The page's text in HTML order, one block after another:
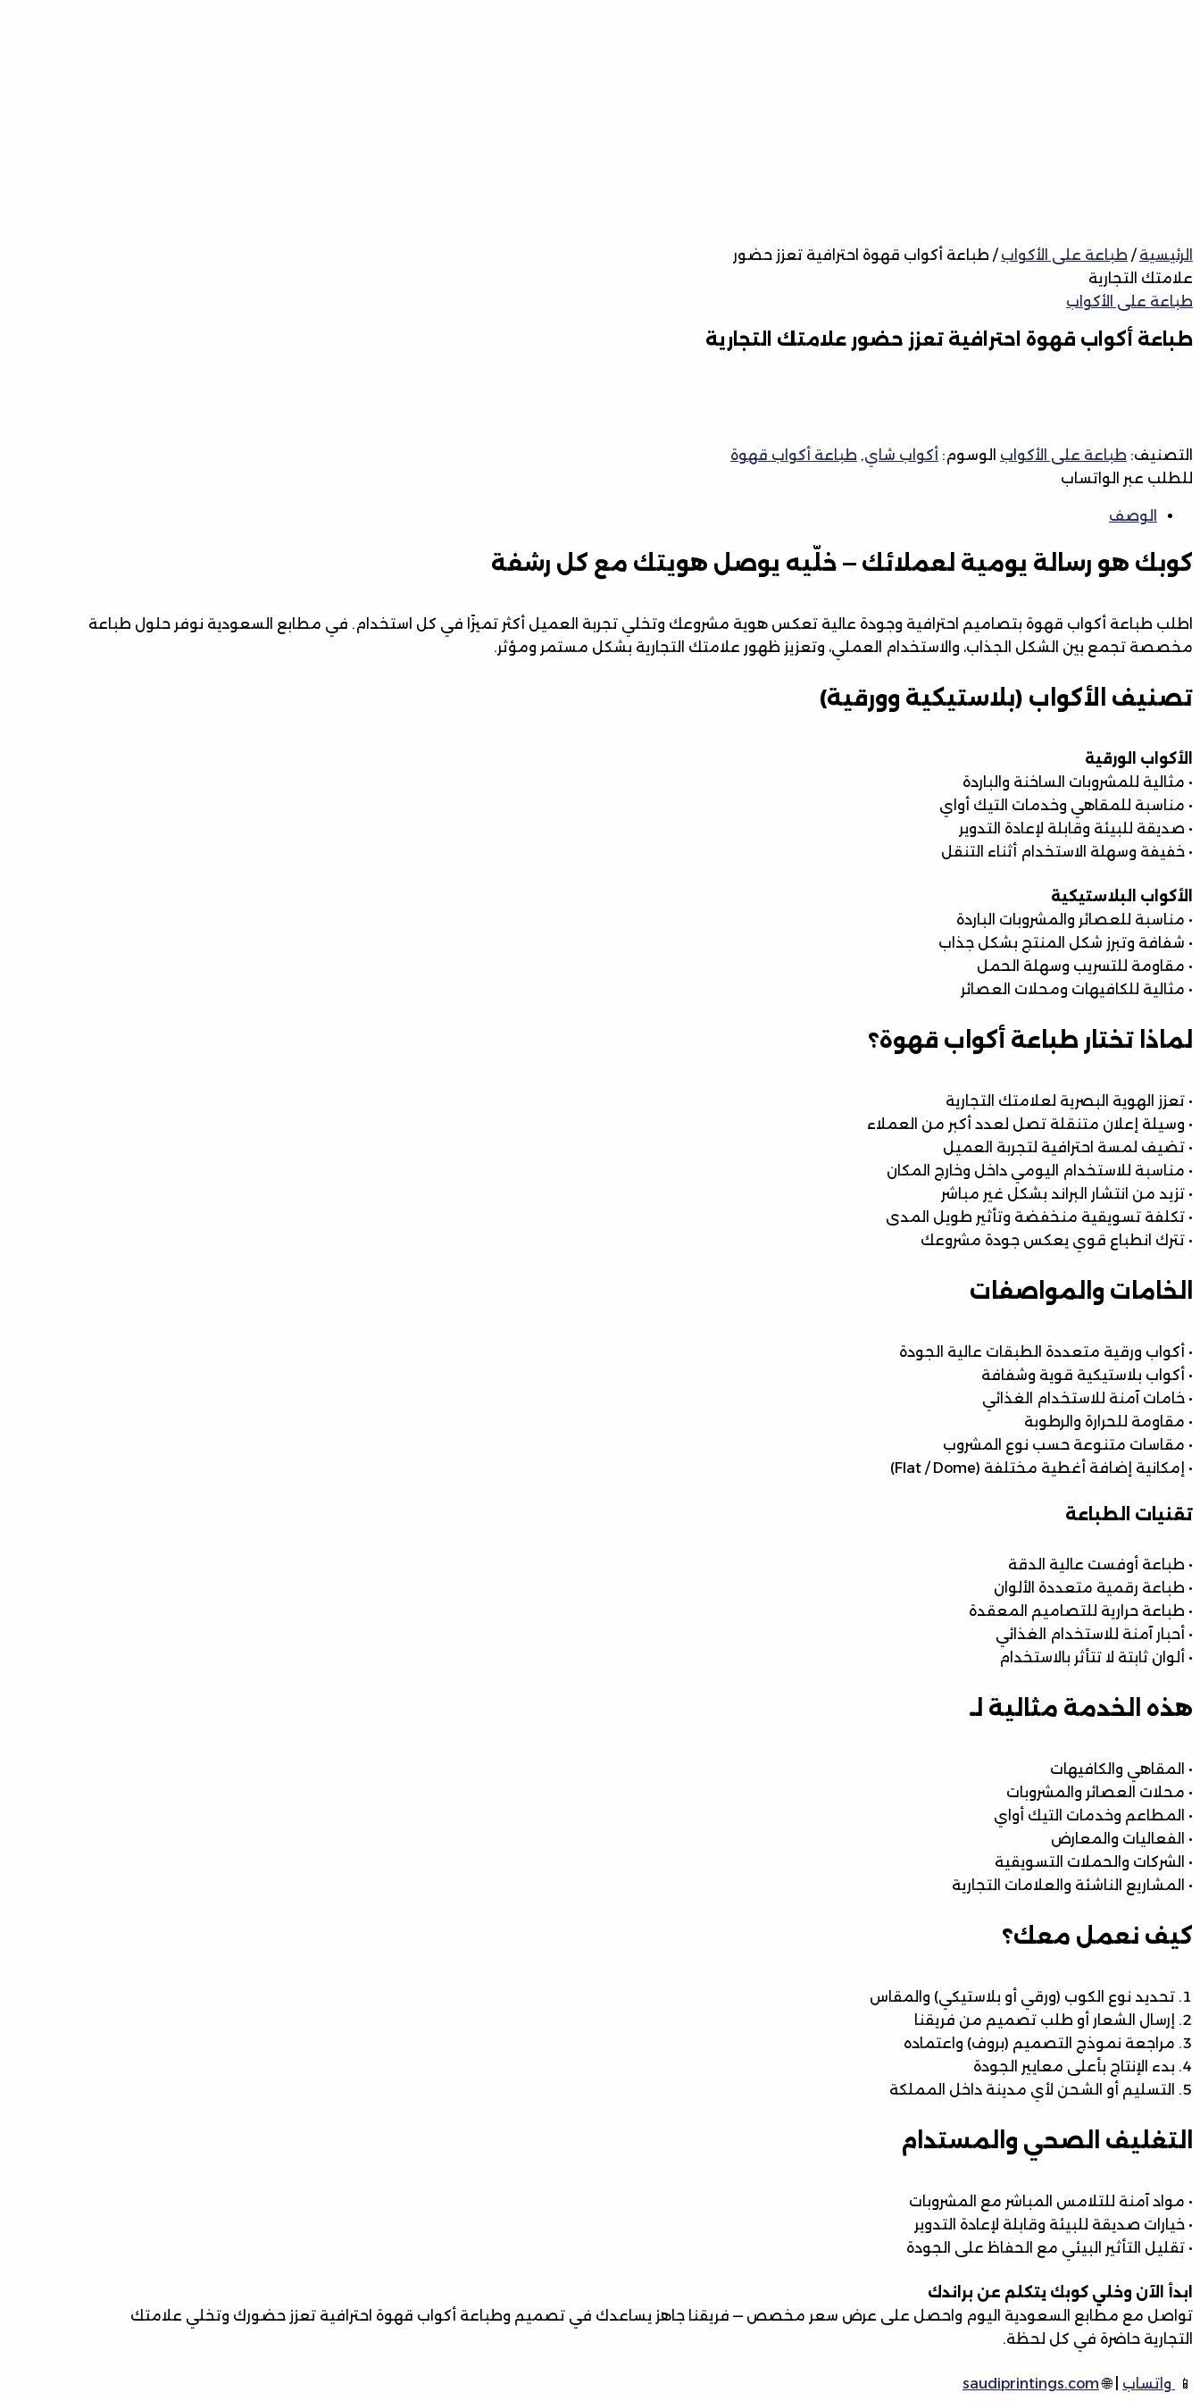
الرئيسية / طباعة على الأكواب / طباعة أكواب قهوة احترافية تعزز حضور
علامتك التجارية
طباعة على الأكواب
طباعة أكواب قهوة احترافية تعزز حضور علامتك التجارية
التصنيف: طباعة على الأكواب الوسوم: أكواب شاي, طباعة أكواب قهوة
للطلب عبر الواتساب
الوصف
كوبك هو رسالة يومية لعملائك — خلّيه يوصل هويتك مع كل رشفة
اطلب طباعة أكواب قهوة بتصاميم احترافية وجودة عالية تعكس هوية مشروعك وتخلي تجربة العميل أكثر تميزًا في كل استخدام. في مطابع السعودية نوفر حلول طباعة
مخصصة تجمع بين الشكل الجذاب، والاستخدام العملي، وتعزيز ظهور علامتك التجارية بشكل مستمر ومؤثر.
تصنيف الأكواب (بلاستيكية وورقية)
الأكواب الورقية
• مثالية للمشروبات الساخنة والباردة
• مناسبة للمقاهي وخدمات التيك أواي
• صديقة للبيئة وقابلة لإعادة التدوير
• خفيفة وسهلة الاستخدام أثناء التنقل
الأكواب البلاستيكية
• مناسبة للعصائر والمشروبات الباردة
• شفافة وتبرز شكل المنتج بشكل جذاب
• مقاومة للتسريب وسهلة الحمل
• مثالية للكافيهات ومحلات العصائر
لماذا تختار طباعة أكواب قهوة؟
• تعزز الهوية البصرية لعلامتك التجارية
• وسيلة إعلان متنقلة تصل لعدد أكبر من العملاء
• تضيف لمسة احترافية لتجربة العميل
• مناسبة للاستخدام اليومي داخل وخارج المكان
• تزيد من انتشار البراند بشكل غير مباشر
• تكلفة تسويقية منخفضة وتأثير طويل المدى
• تترك انطباع قوي يعكس جودة مشروعك
الخامات والمواصفات
• أكواب ورقية متعددة الطبقات عالية الجودة
• أكواب بلاستيكية قوية وشفافة
• خامات آمنة للاستخدام الغذائي
• مقاومة للحرارة والرطوبة
• مقاسات متنوعة حسب نوع المشروب
• إمكانية إضافة أغطية مختلفة (Flat / Dome)
تقنيات الطباعة
• طباعة أوفست عالية الدقة
• طباعة رقمية متعددة الألوان
• طباعة حرارية للتصاميم المعقدة
• أحبار آمنة للاستخدام الغذائي
• ألوان ثابتة لا تتأثر بالاستخدام
هذه الخدمة مثالية لـ
• المقاهي والكافيهات
• محلات العصائر والمشروبات
• المطاعم وخدمات التيك أواي
• الفعاليات والمعارض
• الشركات والحملات التسويقية
• المشاريع الناشئة والعلامات التجارية
كيف نعمل معك؟
تحديد نوع الكوب (ورقي أو بلاستيكي) والمقاس
إرسال الشعار أو طلب تصميم من فريقنا
مراجعة نموذج التصميم (بروف) واعتماده
بدء الإنتاج بأعلى معايير الجودة
التسليم أو الشحن لأي مدينة داخل المملكة
التغليف الصحي والمستدام
• مواد آمنة للتلامس المباشر مع المشروبات
• خيارات صديقة للبيئة وقابلة لإعادة التدوير
• تقليل التأثير البيئي مع الحفاظ على الجودة
ابدأ الآن وخلي كوبك يتكلم عن براندك
تواصل مع مطابع السعودية اليوم واحصل على عرض سعر مخصص — فريقنا جاهز يساعدك في تصميم وطباعة أكواب قهوة احترافية تعزز حضورك وتخلي علامتك
التجارية حاضرة في كل لحظة.
📱 واتساب | 🌐
saudiprintings.com